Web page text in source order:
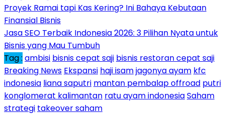
Proyek Ramai tapi Kas Kering? Ini Bahaya Kebutaan
Finansial Bisnis
Jasa SEO Terbaik Indonesia 2026: 3 Pilihan Nyata untuk
Bisnis yang Mau Tumbuh
Tag : ambisi bisnis cepat saji bisnis restoran cepat saji
Breaking News Ekspansi haji isamjagonya ayam kfc
indonesia liana saputri mantan pembalap offroad putri
konglomerat kalimantan ratu ayam indonesiaSaham
strategi takeover saham